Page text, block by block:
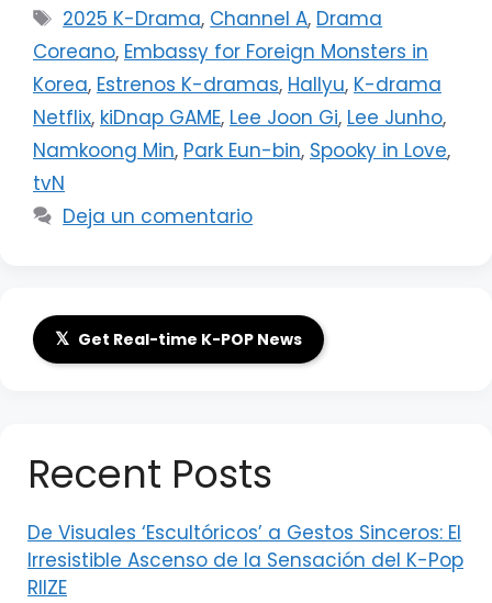
Etiquetas
2025 K-Drama, Channel A, Drama
Coreano, Embassy for Foreign Monsters in
Korea, Estrenos K-dramas, Hallyu, K-drama
Netflix, kiDnap GAME, Lee Joon Gi, Lee Junho,
Namkoong Min, Park Eun-bin, Spooky in Love,
tvN
Deja un comentario
𝕏 Get Real-time K-POP News
Recent Posts
De Visuales ‘Escultóricos’ a Gestos Sinceros: El
Irresistible Ascenso de la Sensación del K-Pop
RIIZE